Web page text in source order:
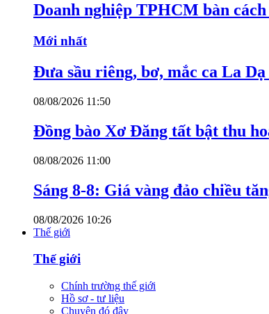
Doanh nghiệp TPHCM bàn
Mới nhất
Đưa sầu riêng, bơ, mắc ca La
08/08/2026 11:50
Đồng bào Xơ Đăng tất bật thu
08/08/2026 11:00
Sáng 8-8: Giá vàng đảo chiều
08/08/2026 10:26
Thế giới
Thế giới
Chính trường thế giới
Hồ sơ - tư liệu
Chuyện đó đây